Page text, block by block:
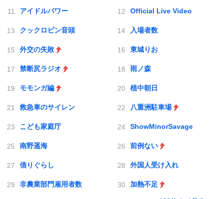
アイドルパワー Official Live Video
クックロビン音頭 入場者数
外交の失敗 東城りお
禁断尻ラジオ 雨ノ森
モモンガ編 植中朝日
救急車のサイレン 八重洲駐車場
こども家庭庁 ShowMinorSavage
南野遥海 前例ない
借りぐらし 外国人受け入れ
非農業部門雇用者数 加熱不足